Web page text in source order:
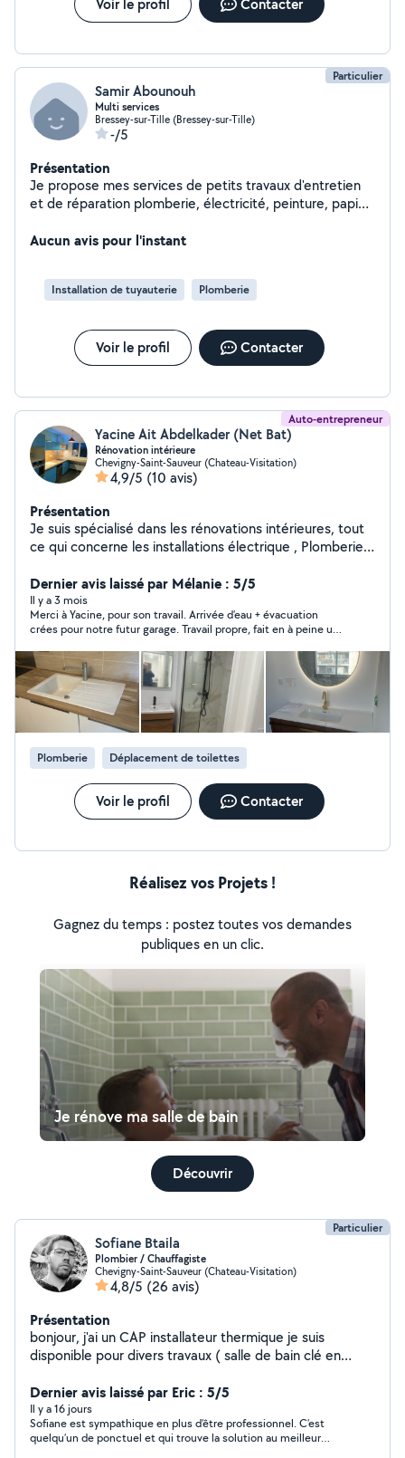
Voir le profil Contacter
Particulier
Samir Abounouh
Multi services
Bressey-sur-Tille (Bressey-sur-Tille)
-/5
Présentation
Je propose mes services de petits travaux d'entretien
et de réparation plomberie, électricité, peinture, papier
à mes services je me ferai un plaisir de vous trouver une
Aucun avis pour l'instant
Installation de tuyauterie Plomberie
Voir le profil Contacter
Auto-entrepreneur
Yacine Ait Abdelkader (Net Bat)
Rénovation intérieure
Chevigny-Saint-Sauveur (Chateau-Visitation)
4,9/5 (10 avis)
Présentation
Je suis spécialisé dans les rénovations intérieures, tout
ce qui concerne les installations électrique , Plomberie ,
toutes sortes de meubles et placards
Dernier avis laissé par Mélanie : 5/5
Il y a 3 mois
Merci à Yacine, pour son travail. Arrivée d’eau + évacuation
crées pour notre futur garage. Travail propre, fait en à peine une
d’autres projets.
Plomberie Déplacement de toilettes
Voir le profil Contacter
Réalisez vos Projets !
Gagnez du temps : postez toutes vos demandes
publiques en un clic.
Je rénove ma salle de bain
Découvrir
Particulier
Sofiane Btaila
Plombier / Chauffagiste
Chevigny-Saint-Sauveur (Chateau-Visitation)
4,8/5 (26 avis)
Présentation
bonjour, j'ai un CAP installateur thermique je suis
disponible pour divers travaux ( salle de bain clé en
petit dépannage etc). A bientôt.
Dernier avis laissé par Eric : 5/5
Il y a 16 jours
Sofiane est sympathique en plus d’être professionnel. C’est
quelqu’un de ponctuel et qui trouve la solution au meilleur